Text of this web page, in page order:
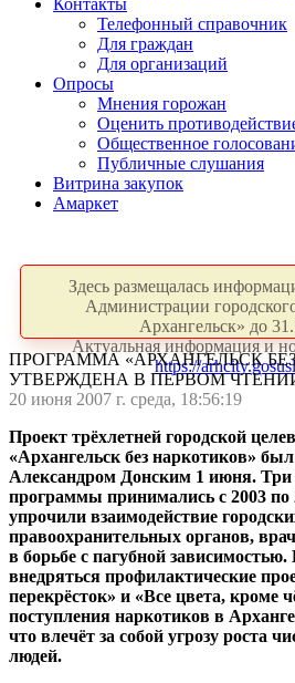
Контакты
Телефонный справочник
Для граждан
Для организаций
Опросы
Мнения горожан
Оценить
Общественное
Публичные слушания
Витрина закупок
Амаркет
Здесь размещалась
Администрации
Архангельск» до
Актуальная информация и
https://
ПРОГРАММА «АРХАНГЕЛЬСК
УТВЕРЖДЕНА В ПЕРВОМ
20 июня 2007 г. среда, 18:56:19
Проект трёхлетней городской
«Архангельск без наркотиков»
Александром Донским 1 июня. Три
программы принимались с 2003
упрочили взаимодействие
правоохранительных органов,
в борьбе с пагубной
внедряться профилактические
перекрёсток» и «Все цвета, кроме
поступления наркотиков в
что влечёт за собой угрозу роста
людей.